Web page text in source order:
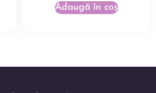
Adaugă în coș